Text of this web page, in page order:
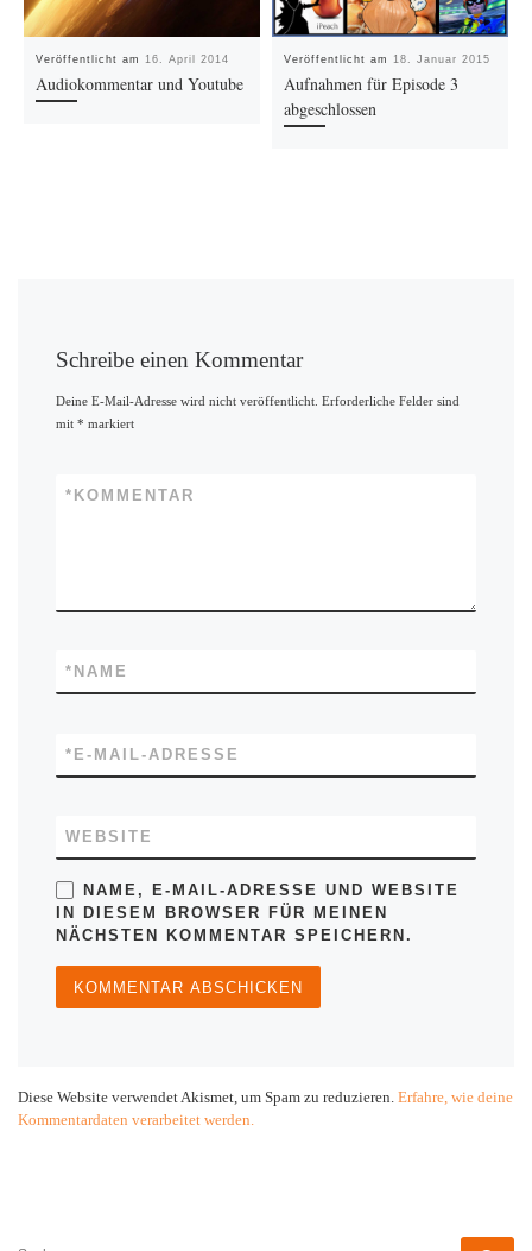
Veröffentlicht am 16. April 2014
Audiokommentar und Youtube
Veröffentlicht am 18. Januar 2015
Aufnahmen für Episode 3
abgeschlossen
Schreibe einen Kommentar
Deine E-Mail-Adresse wird nicht veröffentlicht. Erforderliche Felder sind
mit* markiert
KOMMENTAR
*
NAME
*
E-MAIL-ADRESSE
*
WEBSITE
NAME, E-MAIL-ADRESSE UND WEBSITE
IN DIESEM BROWSER FÜR MEINEN
NÄCHSTEN KOMMENTAR SPEICHERN.
Diese Website verwendet Akismet, um Spam zu reduzieren. Erfahre, wie deine
Kommentardaten verarbeitet werden.
SUCHE